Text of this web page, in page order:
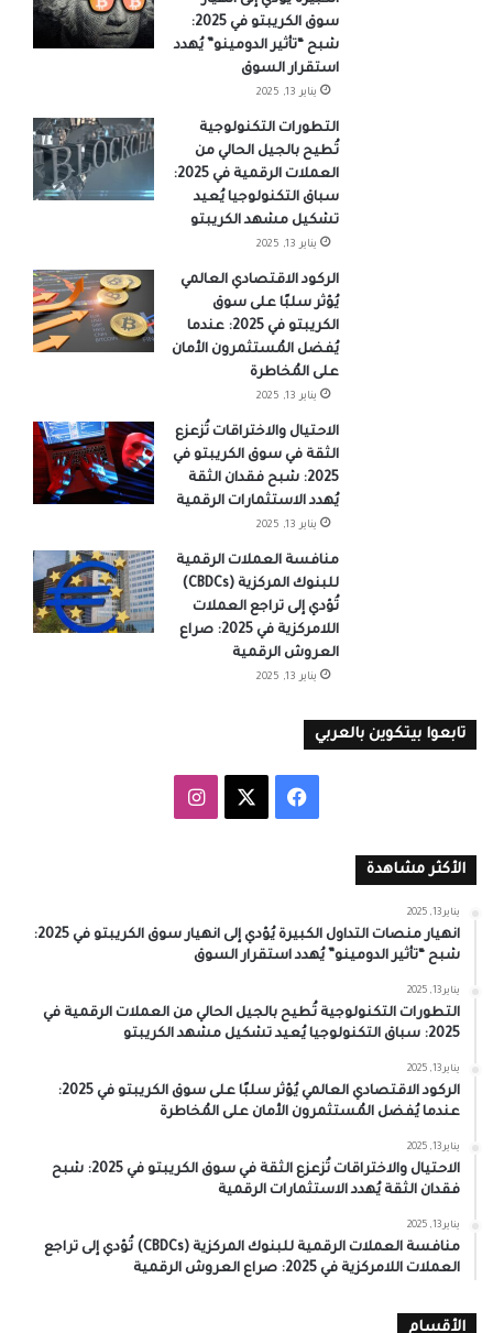
سوق الكريبتو في 2025:
شبح “تأثير الدومينو” يُهدد
استقرار السوق
يناير 13, 2025
التطورات التكنولوجية
تُطيح بالجيل الحالي من
العملات الرقمية في 2025:
سباق التكنولوجيا يُعيد
تشكيل مشهد الكريبتو
يناير 13, 2025
الركود الاقتصادي العالمي
يُؤثر سلبًا على سوق
الكريبتو في 2025: عندما
يُفضل المُستثمرون الأمان
على المُخاطرة
يناير 13, 2025
الاحتيال والاختراقات تُزعزع
الثقة في سوق الكريبتو في
2025: شبح فقدان الثقة
يُهدد الاستثمارات الرقمية
يناير 13, 2025
منافسة العملات الرقمية
للبنوك المركزية (CBDCs)
تُؤدي إلى تراجع العملات
اللامركزية في 2025: صراع
العروش الرقمية
يناير 13, 2025
تابعوا بيتكوين بالعربي
فيسبوك انستقرام
الأكثر مشاهدة
يناير 13, 2025
انهيار منصات التداول الكبيرة يُؤدي إلى انهيار سوق الكريبتو في 2025:
شبح “تأثير الدومينو” يُهدد استقرار السوق
يناير 13, 2025
التطورات التكنولوجية تُطيح بالجيل الحالي من العملات الرقمية في
2025: سباق التكنولوجيا يُعيد تشكيل مشهد الكريبتو
يناير 13, 2025
الركود الاقتصادي العالمي يُؤثر سلبًا على سوق الكريبتو في 2025:
عندما يُفضل المُستثمرون الأمان على المُخاطرة
يناير 13, 2025
الاحتيال والاختراقات تُزعزع الثقة في سوق الكريبتو في 2025: شبح
فقدان الثقة يُهدد الاستثمارات الرقمية
يناير 13, 2025
منافسة العملات الرقمية للبنوك المركزية (CBDCs) تُؤدي إلى تراجع
العملات اللامركزية في 2025: صراع العروش الرقمية
الأقسام